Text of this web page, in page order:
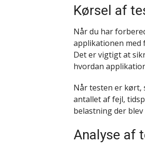
Kørsel af
Når du har
applikationen med
Det er vigtigt at
hvordan
Når testen er kørt,
antallet af fejl,
belastning der
Analyse af